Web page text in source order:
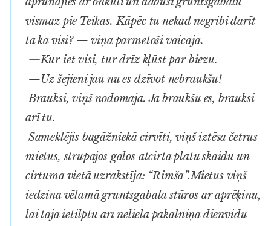
vismaz pie Teikas. Kāpēc tu nekad negribi darīt
tā kā visi? — viņa pārmetoši vaicāja.
—Kur iet visi, tur drīz kļūst par biezu.
—Uz šejieni jau nu es dzīvot nebraukšu!
Brauksi, viņš nodomāja. Ja braukšu es, brauksi
arī tu.
Sameklējis bagāžniekā cirvīti, viņš iztēsa četrus
mietus, strupajos galos atcirta platu skaidu un
cirtuma vietā uzrakstīja: “Rimša”.Mietus viņš
iedzina vēlamā gruntsgabala stūros ar aprēķinu,
lai tajā ietilptu arī nelielā pakalniņa dienvidu